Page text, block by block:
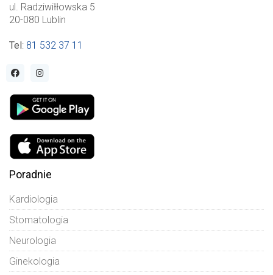
ul. Radziwiłłowska 5
20-080 Lublin
Tel: 81 532 37 11
Poradnie
Kardiologia
Stomatologia
Neurologia
Ginekologia